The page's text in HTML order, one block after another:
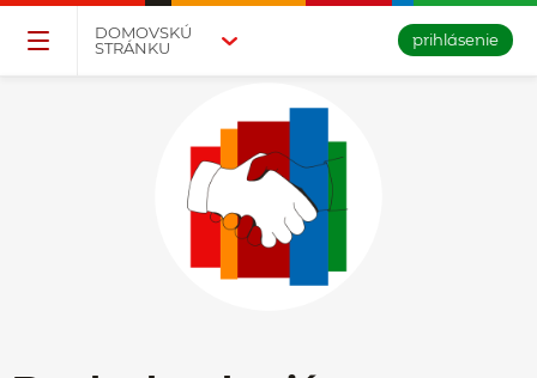
DOMOVSKÚ
STRÁNKU
prihlásenie